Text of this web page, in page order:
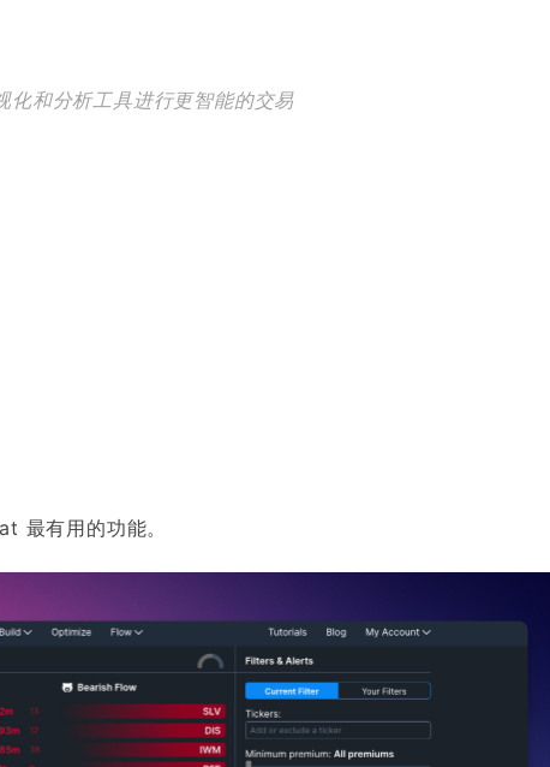
和分析工具进行更智能的交易
最有用的功能。